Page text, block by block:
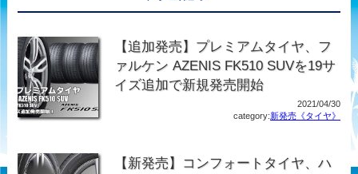
【追加発売】プレミアムタイヤ、フ
ァルケン AZENIS FK510 SUVを19サ
イズ追加で新規発売開始
2021/04/30
category:新発売《タイヤ》
【新発売】コンフォートタイヤ、ハ